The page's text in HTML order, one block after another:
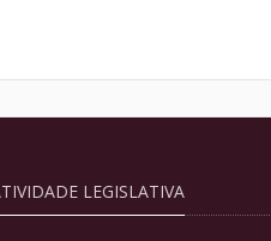
LEGISLATIVA